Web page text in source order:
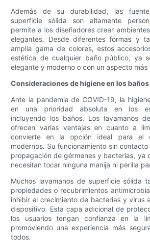
Además de su durabilidad, las
superficie sólida son altamente
permite a los diseñadores crear
elegantes. Desde diferentes formas y
amplia gama de colores, estos
estética de cualquier baño público, ya
elegante y moderno o con un aspecto más
Consideraciones de higiene en los
Ante la pandemia de COVID-19, la
en una prioridad absoluta en los
incluyendo los baños. Los lavamanos
ofrecen varias ventajas en cuanto a
convierte en la opción ideal para el
modernos. Su funcionamiento sin
propagación de gérmenes y bacterias, ya
necesitan tocar ninguna manija ni perilla
Muchos lavamanos de superficie sólida
propiedades o recubrimientos
inhibir el crecimiento de bacterias y virus
dispositivo. Esta capa adicional de
los usuarios tengan confianza en la
promoviendo una experiencia más
todos.